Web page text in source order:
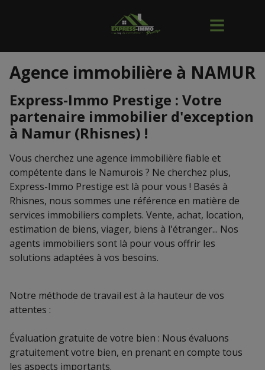
Agence immobilière à NAMUR
Express-Immo Prestige : Votre
partenaire immobilier d'exception
à Namur (Rhisnes) !
Vous cherchez une agence immobilière fiable et
compétente dans le Namurois ? Ne cherchez plus,
Express-Immo Prestige est là pour vous ! Basés à
Rhisnes, nous sommes une référence en matière de
services immobiliers complets. Vente, achat, location,
estimation de biens, viager, biens à l'étranger... Nos
agents immobiliers sont là pour vous offrir les
solutions adaptées à vos besoins.
Notre méthode de travail est à la hauteur de vos
attentes :
Évaluation gratuite de votre bien : Nous évaluons
gratuitement votre bien, en prenant en compte tous
les aspects importants.